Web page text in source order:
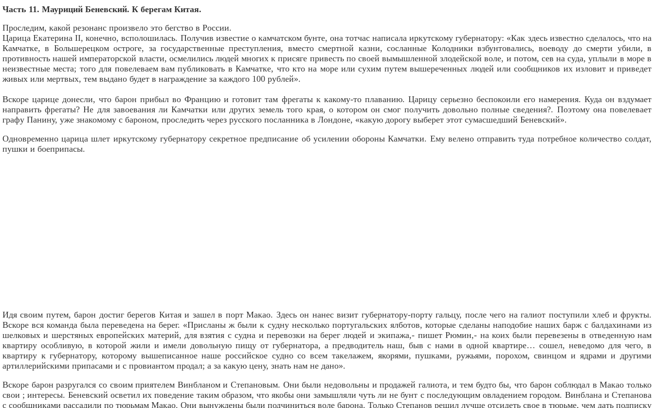
Часть 11. Мауриций Беневский. К берегам Китая.
Проследим, какой резонанс произвело это бегство в России.
Царица Екатерина II, конечно, всполошилась. Получив известие о камчатском бунте, она тотчас написала иркутскому губернатору: «Как здесь известно сделалось, что на
Камчатке, в Большерецком остроге, за государственные преступления, вместо смертной казни, сосланные Колодники взбунтовались, воеводу до смерти убили, в
противность нашей императорской власти, осмелились людей многих к присяге привесть по своей вымышленной злодейской воле, и потом, сев на суда, уплыли в море в
неизвестные места; того для повелеваем вам публиковать в Камчатке, что кто на море или сухим путем вышереченных людей или сообщников их изловит и приведет
живых или мертвых, тем выдано будет в награждение за каждого 100 рублей».
Вскоре царице донесли, что барон прибыл во Францию и готовит там фрегаты к какому-то плаванию. Царицу серьезно беспокоили его намерения. Куда он вздумает
направить фрегаты? Не для завоевания ли Камчатки или других земель того края, о котором он смог получить довольно полные сведения?. Поэтому она повелевает
графу Панину, уже знакомому с бароном, проследить через русского посланника в Лондоне, «какую дорогу выберет этот сумасшедший Беневский».
Одновременно царица шлет иркутскому губернатору секретное предписание об усилении обороны Камчатки. Ему велено отправить туда потребное количество солдат,
пушки и боеприпасы.
Идя своим путем, барон достиг берегов Китая и зашел в порт Макао. Здесь он нанес визит губернатору-порту гальцу, после чего на галиот поступили хлеб и фрукты.
Вскоре вся команда была переведена на берег. «Присланы ж были к судну несколько португальских ялботов, которые сделаны наподобие наших барж с балдахинами из
шелковых и шерстяных европейских материй, для взятия с судна и перевозки на берег людей и экипажа,- пишет Рюмин,- на коих были перевезены в отведенную нам
квартиру особливую, в которой жили и имели довольную пищу от губернатора, а предводитель наш, быв с нами в одной квартире… сошел, неведомо для чего, в
квартиру к губернатору, которому вышеписанное наше российское судно со всем такелажем, якорями, пушками, ружьями, порохом, свинцом и ядрами и другими
артиллерийскими припасами и с провиантом продал; а за какую цену, знать нам не дано».
Вскоре барон разругался со своим приятелем Винбланом и Степановым. Они были недовольны и продажей галиота, и тем будто бы, что барон соблюдал в Макао только
свои ; интересы. Беневский осветил их поведение таким образом, что якобы они замышляли чуть ли не бунт с последующим овладением городом. Винблана и Степанова
с сообщниками рассадили по тюрьмам Макао. Они вынуждены были подчиниться воле барона. Только Степанов решил лучше отсидеть свое в тюрьме, чем дать подписку